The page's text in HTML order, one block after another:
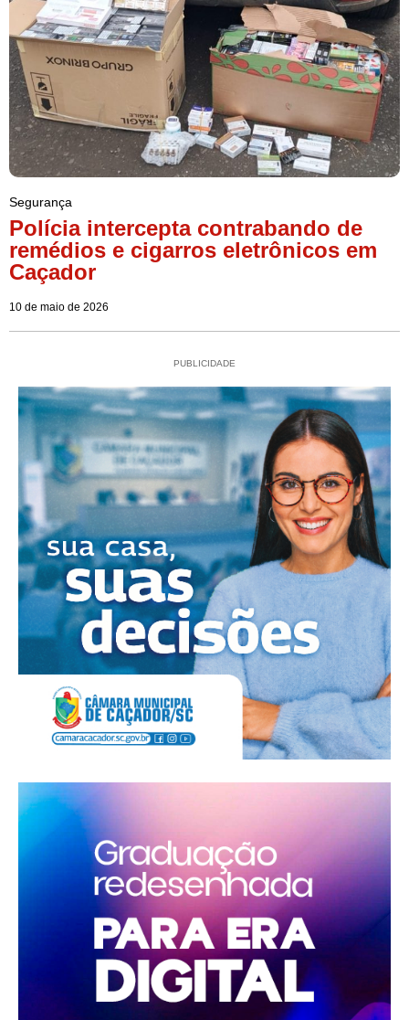
Segurança
Polícia intercepta contrabando de
remédios e cigarros eletrônicos em
Caçador
10 de maio de 2026
PUBLICIDADE